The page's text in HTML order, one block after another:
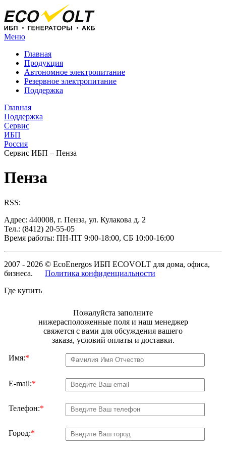
Меню
Главная
Продукция
Автономное электропитание
Резервное электропитание
Поддержка
Главная
Поддержка
Сервис
ИБП
Россия
Сервис ИБП – Пенза
Пенза
RSS:
Адрес: 440008, г. Пенза, ул. Кулакова д. 2
Тел.: (8412) 20-55-05
Время работы: ПН-ПТ 9:00-18:00, СБ 10:00-16:00
2007 - 2026 © EcoEnergos ИБП ECOVOLT для дома, офиса,
бизнеса. Политика конфиденциальности
Где купить
Пожалуйста заполните
нижерасположенные поля и наш менеджер
свяжется с вами для обсуждения вашего
заказа, условий оплаты и доставки.
Имя:*
E-mail:*
Телефон:*
Город:*